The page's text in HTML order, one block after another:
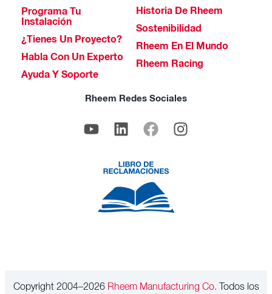
Programa Tu
Instalación
¿Tienes Un Proyecto?
Habla Con Un Experto
Ayuda Y Soporte
Historia De Rheem
Sostenibilidad
Rheem En El Mundo
Rheem Racing
Rheem Redes Sociales
Copyright 2004–2026Rheem Manufacturing Co. Todos los